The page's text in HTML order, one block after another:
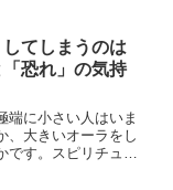
てしまうのは
「恐れ」の気持
端に小さい人はいま
、大きいオーラをし
です。スピリチュア